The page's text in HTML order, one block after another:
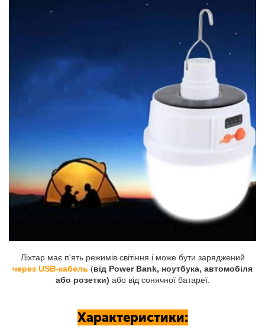
Ліхтар має п'ять режимів світіння і може бути заряджений
через USB-кабель (від Power Bank, ноутбука, автомобіля
або розетки) або від сонячної батареї.
Характеристики: